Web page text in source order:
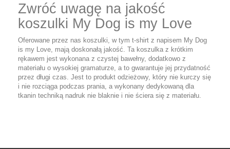
Zwróć uwagę na jakość
koszulki My Dog is my Love
Oferowane przez nas koszulki, w tym t-shirt z napisem My Dog
is my Love, mają doskonałą jakość. Ta koszulka z krótkim
rękawem jest wykonana z czystej bawełny, dodatkowo z
materiału o wysokiej gramaturze, a to gwarantuje jej przydatność
przez długi czas. Jest to produkt odzieżowy, który nie kurczy się
i nie rozciąga podczas prania, a wykonany dedykowaną dla
tkanin techniką nadruk nie blaknie i nie ściera się z materiału.